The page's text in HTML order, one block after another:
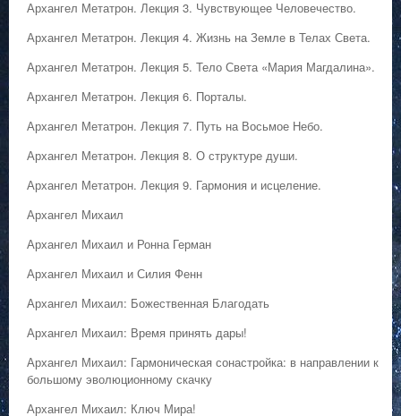
Архангел Метатрон. Лекция 3. Чувствующее Человечество.
Архангел Метатрон. Лекция 4. Жизнь на Земле в Телах Света.
Архангел Метатрон. Лекция 5. Тело Света «Мария Магдалина».
Архангел Метатрон. Лекция 6. Порталы.
Архангел Метатрон. Лекция 7. Путь на Восьмое Небо.
Архангел Метатрон. Лекция 8. О структуре души.
Архангел Метатрон. Лекция 9. Гармония и исцеление.
Архангел Михаил
Архангел Михаил и Ронна Герман
Архангел Михаил и Силия Фенн
Архангел Михаил: Божественная Благодать
Архангел Михаил: Время принять дары!
Архангел Михаил: Гармоническая сонастройка: в направлении к
большому эволюционному скачку
Архангел Михаил: Ключ Мира!